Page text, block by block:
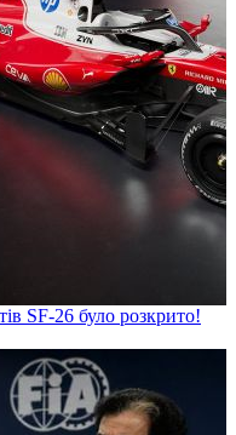
SF-26 було розкрито!